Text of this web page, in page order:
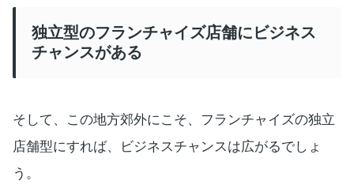
独立型のフランチャイズ店舗にビジネス
チャンスがある
そして、この地方郊外にこそ、フランチャイズの独立
店舗型にすれば、ビジネスチャンスは広がるでしょ
う。